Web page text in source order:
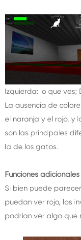
Izquierda: lo que ves;
La ausencia de
el naranja y el rojo, y
son las principales
la de los gatos.
Funciones
Si bien puede
puedan ver rojo, los
podrían ver algo que